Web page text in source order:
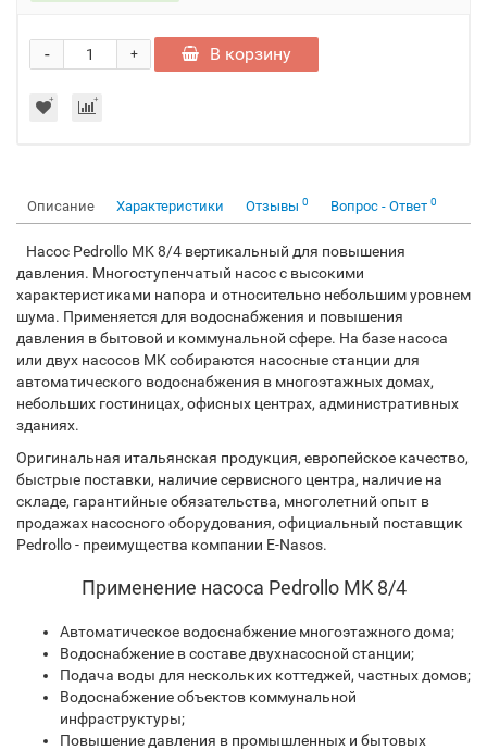
+
- В корзину
Описание Характеристики Отзывы 0 Вопрос - Ответ 0
Насос Pedrollo MK 8/4 вертикальный для повышения
давления. Многоступенчатый насос с высокими
характеристиками напора и относительно небольшим уровнем
шума. Применяется для водоснабжения и повышения
давления в бытовой и коммунальной сфере. На базе насоса
или двух насосов MK собираются насосные станции для
автоматического водоснабжения в многоэтажных домах,
небольших гостиницах, офисных центрах, административных
зданиях.
Оригинальная итальянская продукция, европейское качество,
быстрые поставки, наличие сервисного центра, наличие на
складе, гарантийные обязательства, многолетний опыт в
продажах насосного оборудования, официальный поставщик
Pedrollo - преимущества компании E-Nasos.
Применение насоса Pedrollo MK 8/4
Автоматическое водоснабжение многоэтажного дома;
Водоснабжение в составе двухнасосной станции;
Подача воды для нескольких коттеджей, частных домов;
Водоснабжение объектов коммунальной
инфраструктуры;
Повышение давления в промышленных и бытовых